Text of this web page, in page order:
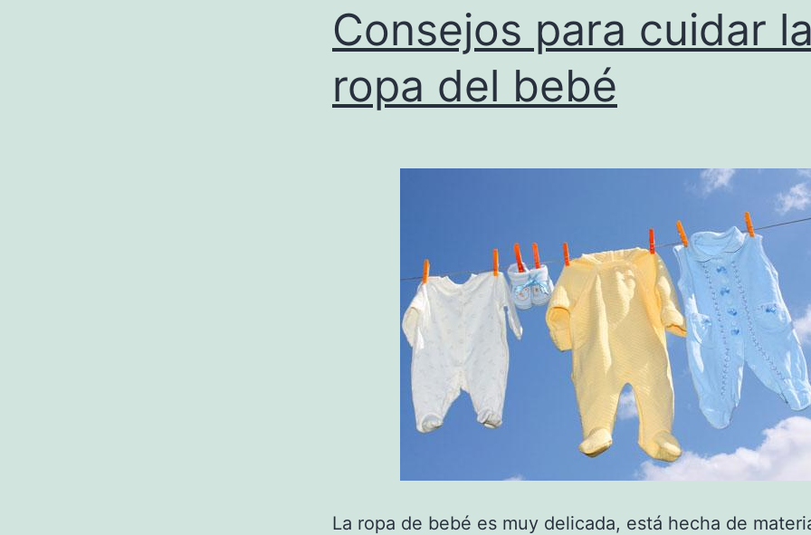
Consejos para cuidar
ropa del bebé
La ropa de bebé es muy delicada, está hecha de